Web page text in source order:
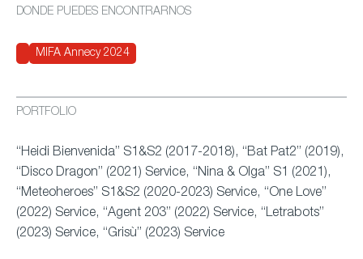
DONDE PUEDES ENCONTRARNOS
MIFA Annecy 2024
PORTFOLIO
“Heidi Bienvenida” S1&S2 (2017-2018), “Bat Pat2” (2019),
“Disco Dragon” (2021) Service, “Nina & Olga” S1 (2021),
“Meteoheroes” S1&S2 (2020-2023) Service, “One Love”
(2022) Service, “Agent 203” (2022) Service, “Letrabots”
(2023) Service, “Grisù” (2023) Service